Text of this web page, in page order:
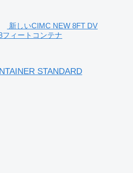
新しいCIMC NEW 8FT DV
ィートコンテナ
STANDARD